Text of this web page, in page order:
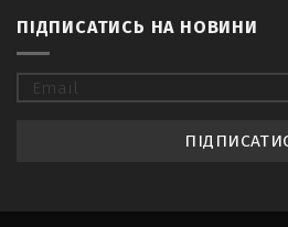
ПІДПИСАТИСЬ НА НОВИНИ